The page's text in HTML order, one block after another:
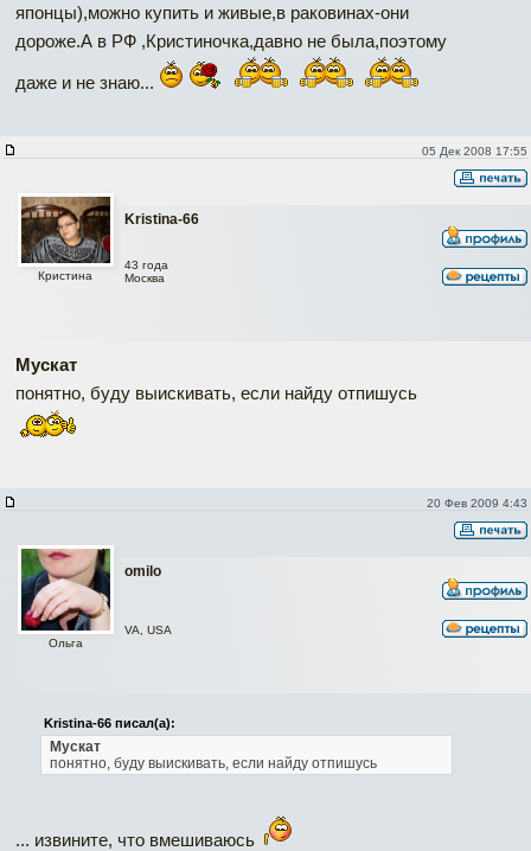
японцы),можно купить и живые,в раковинах-они
дороже.А в РФ ,Кристиночка,давно не была,поэтому
даже и не знаю...
05 Дек 2008 17:55
Kristina-66
Кристина
43 года
Москва
Мускат
понятно, буду выискивать, если найду отпишусь
20 Фев 2009 4:43
omilo
Ольга
VA, USA
Kristina-66 писал(а):
Мускат
понятно, буду выискивать, если найду отпишусь
... извините, что вмешиваюсь